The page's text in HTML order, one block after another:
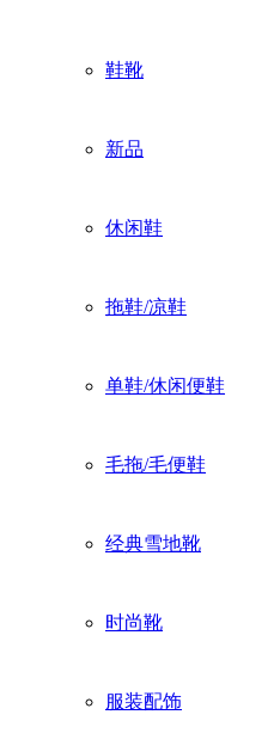
鞋靴
新品
休闲鞋
拖鞋/凉鞋
单鞋/休闲便鞋
毛拖/毛便鞋
经典雪地靴
时尚靴
服装配饰